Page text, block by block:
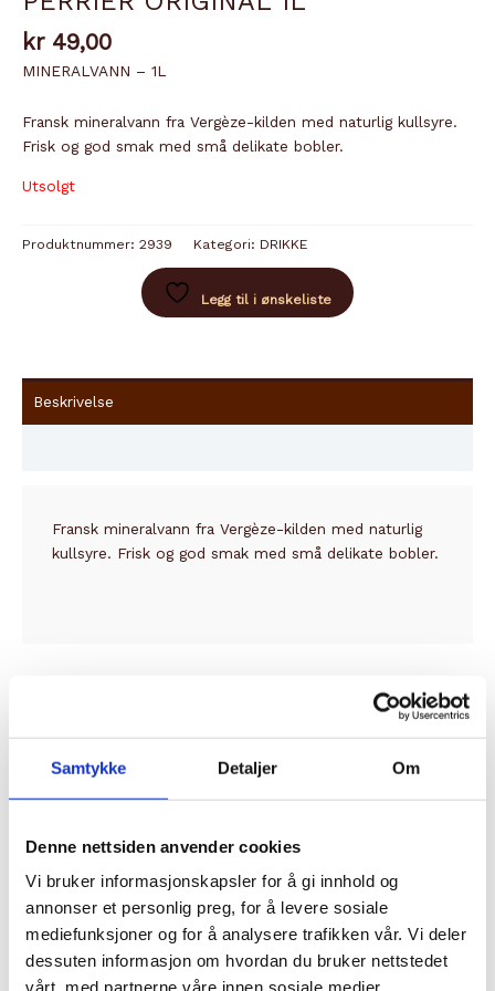
Samtykke Detaljer Om
Denne nettsiden anvender cookies
Vi bruker informasjonskapsler for å gi innhold og
annonser et personlig preg, for å levere sosiale
mediefunksjoner og for å analysere trafikken vår. Vi deler
dessuten informasjon om hvordan du bruker nettstedet
vårt, med partnerne våre innen sosiale medier,
kr49,00
MINERALVANN – 1L
Fransk mineralvann fra Vergèze-kilden med naturlig kullsyre.
Frisk og god smak med små delikate bobler.
Utsolgt
Produktnummer: 2939 Kategori: DRIKKE
Legg til i ønskeliste
Beskrivelse
Fransk mineralvann fra Vergèze-kilden med naturlig
kullsyre. Frisk og god smak med små delikate bobler.
DRIKKE
IKKE PÅ LAGER
DRIKKE